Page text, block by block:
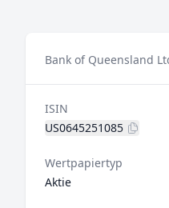
Bank of Queensland
ISIN
US0645251085
Wertpapiertyp
Aktie